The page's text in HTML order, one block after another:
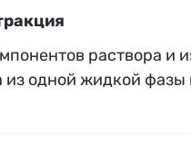
раствора и
из одной жидкой